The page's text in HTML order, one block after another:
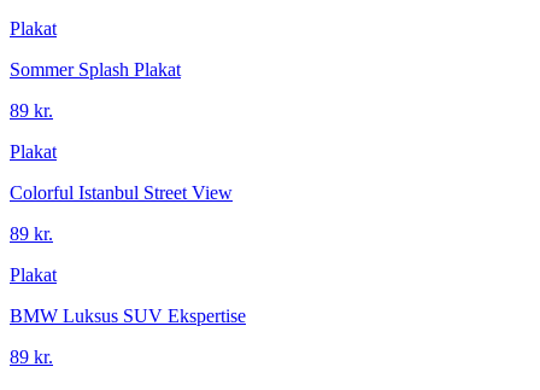
Plakat
Sommer Splash Plakat
89 kr.
Plakat
Colorful Istanbul Street View
89 kr.
Plakat
BMW Luksus SUV Ekspertise
89 kr.